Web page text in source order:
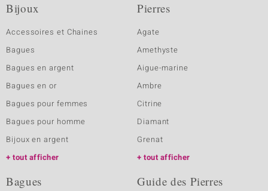
Bijoux
Accessoires et Chaines
Bagues
Bagues en argent
Bagues en or
Bagues pour femmes
Bagues pour homme
Bijoux en argent
tout afficher
Pierres
Agate
Amethyste
Aigue-marine
Ambre
Citrine
Diamant
Grenat
tout afficher
Bagues Guide des Pierres